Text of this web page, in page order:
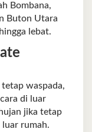
Bombana,
Buton Utara
lebat.
waspada,
di luar
jika tetap
rumah.